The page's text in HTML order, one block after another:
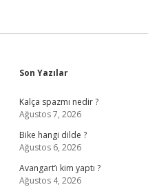
Sidebar
Son Yazılar
Kalça spazmı nedir ?
Ağustos 7, 2026
Bike hangi dilde ?
Ağustos 6, 2026
Avangart’ı kim yaptı ?
Ağustos 4, 2026